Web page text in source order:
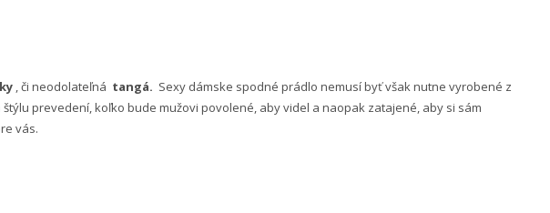
, či neodolateľná tangá. Sexy dámske spodné prádlo nemusí byť však nutne vyrobené z
prevedení, koľko bude mužovi povolené, aby videl a naopak zatajené, aby si sám
vás.